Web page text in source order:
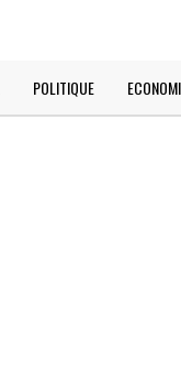
POLITIQUE